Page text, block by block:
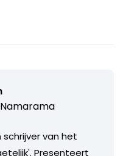
Namarama
van het
Presenteert